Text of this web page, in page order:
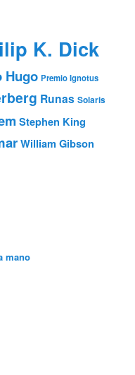
K. Dick
Hugo Premio Ignotus
Runas Solaris
Stephen King
William Gibson
mano